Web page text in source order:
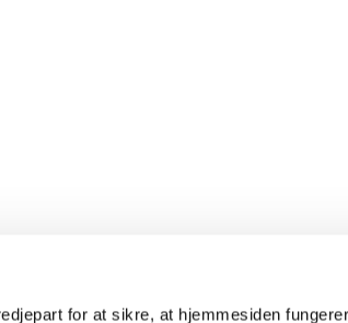
for at sikre, at hjemmesiden